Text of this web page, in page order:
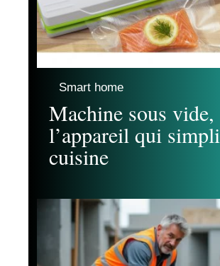
Smart home
Machine sous vide,
l’appareil qui
cuisine